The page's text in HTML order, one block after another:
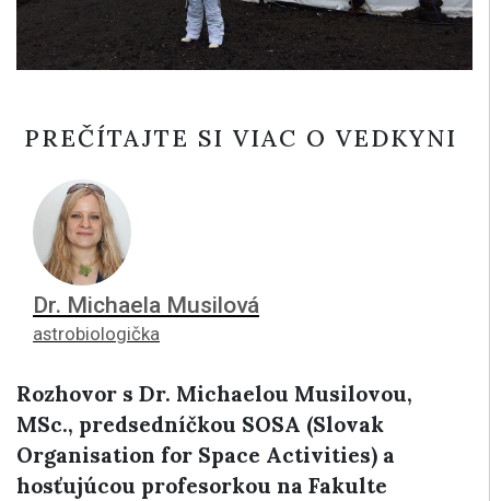
PREČÍTAJTE SI VIAC O VEDKYNI
Dr. Michaela Musilová
astrobiologička
Rozhovor s Dr. Michaelou Musilovou,
MSc., predsedníčkou SOSA (Slovak
Organisation for Space Activities) a
hosťujúcou profesorkou na Fakulte